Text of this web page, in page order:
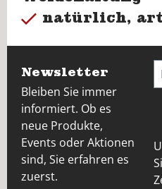
natürlich,
Newsletter
Bleiben Sie immer
informiert. Ob es
neue Produkte,
Events oder Aktionen
sind, Sie erfahren es
zuerst.